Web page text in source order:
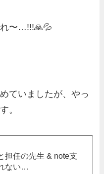
れ〜…!!!🙏💦
ていましたが、やっ
。
担任の先生 & note支
ない…